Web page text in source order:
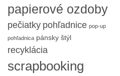
papierové ozdoby
pečiatky pohľadnice pop-up
pohľadnica pánsky štýl
recyklácia
scrapbooking